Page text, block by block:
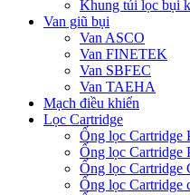
Khung túi lọc bụi
Van giũ bụi
Van ASCO
Van FINETEK
Van SBFEC
Van TAEHA
Mạch điều khiển
Lọc Cartridge
Ống lọc Cartridge
Ống lọc Cartridge
Ống lọc Cartridge
Ống lọc Cartridge